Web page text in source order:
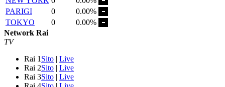
PARIGI
0
0.00%
TOKYO
0
0.00%
Network Rai
TV
Rai 1 Sito | Live
Rai 2Sito | Live
Rai 3Sito | Live